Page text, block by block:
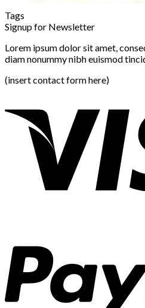
Tags
Signup for Newsletter
Lorem ipsum dolor sit amet,
diam nonummy nibh euismod
(insert contact form here)